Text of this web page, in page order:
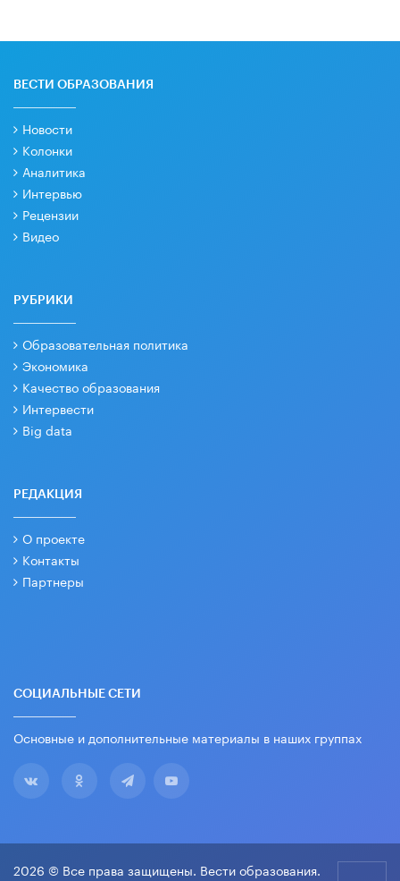
ВЕСТИ ОБРАЗОВАНИЯ
Новости
Колонки
Аналитика
Интервью
Рецензии
Видео
РУБРИКИ
Образовательная политика
Экономика
Качество образования
Интервести
Big data
РЕДАКЦИЯ
О проекте
Контакты
Партнеры
СОЦИАЛЬНЫЕ СЕТИ
Основные и дополнительные материалы в наших группах
2026 © Все права защищены. Вести образования.